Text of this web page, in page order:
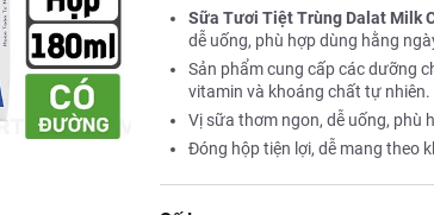
Sữa Tươi Tiệt Trùng Dalat Milk
dễ uống, phù hợp dùng hằng
Sản phẩm cung cấp các dưỡng
vitamin và khoáng chất tự nhiên.
Vị sữa thơm ngon, dễ uống, phù
Đóng hộp tiện lợi, dễ mang theo